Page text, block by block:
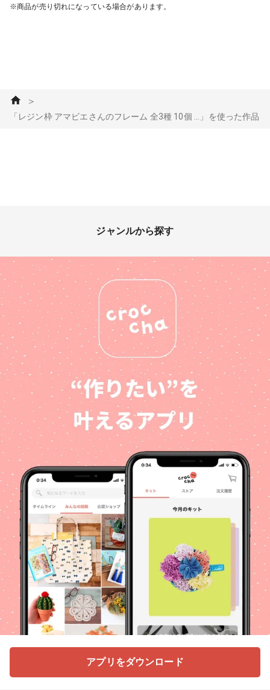
※商品が売り切れになっている場合があります。
＞
「レジン枠 アマビエさんのフレーム 全3種 10個 ...」を使った作品
ジャンルから探す
アプリをダウンロード